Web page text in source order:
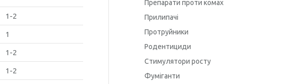
1-2
1
1-2
1-2
Препарати проти комах
Прилипачі
Протруйники
Родентициди
Стимулятори росту
Фуміганти